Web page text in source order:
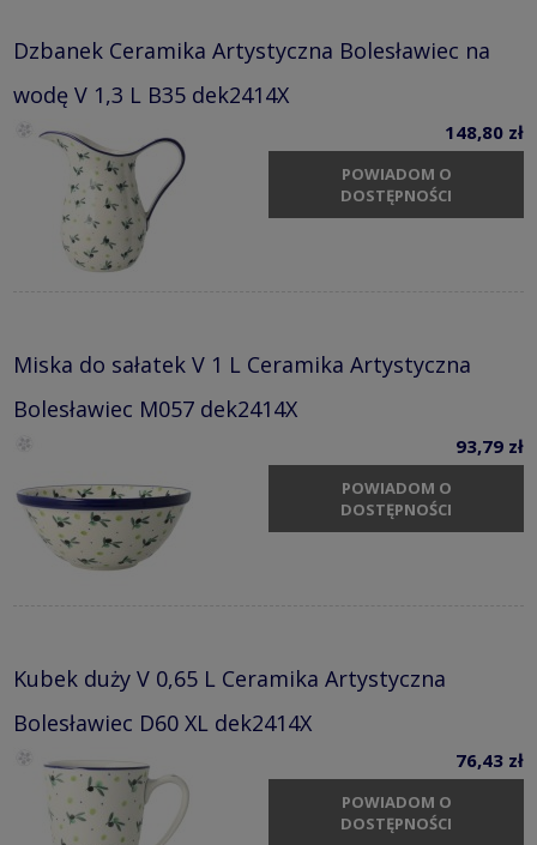
Dzbanek Ceramika Artystyczna Bolesławiec na
wodę V 1,3 L B35 dek2414X
148,80 zł
POWIADOM O
DOSTĘPNOŚCI
Miska do sałatek V 1 L Ceramika Artystyczna
Bolesławiec M057 dek2414X
93,79 zł
POWIADOM O
DOSTĘPNOŚCI
Kubek duży V 0,65 L Ceramika Artystyczna
Bolesławiec D60 XL dek2414X
76,43 zł
POWIADOM O
DOSTĘPNOŚCI